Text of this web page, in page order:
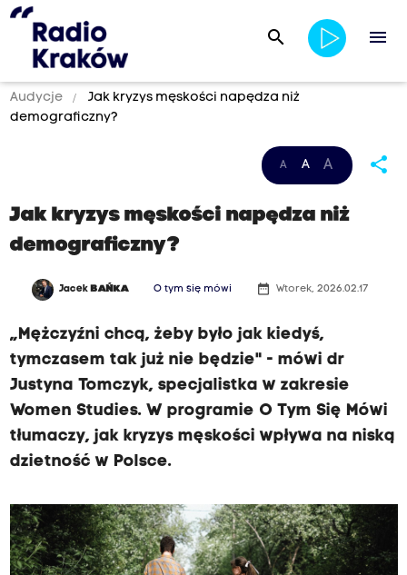
search menu
Audycje
Jak kryzys męskości napędza niż
demograficzny?
A A A share
Jak kryzys męskości napędza niż
demograficzny?
Jacek BAŃKA O tym się mówi date_range Wtorek, 2026.02.17
„Mężczyźni chcą, żeby było jak kiedyś,
tymczasem tak już nie będzie" - mówi dr
Justyna Tomczyk, specjalistka w zakresie
Women Studies. W programie O Tym Się Mówi
tłumaczy, jak kryzys męskości wpływa na niską
dzietność w Polsce.